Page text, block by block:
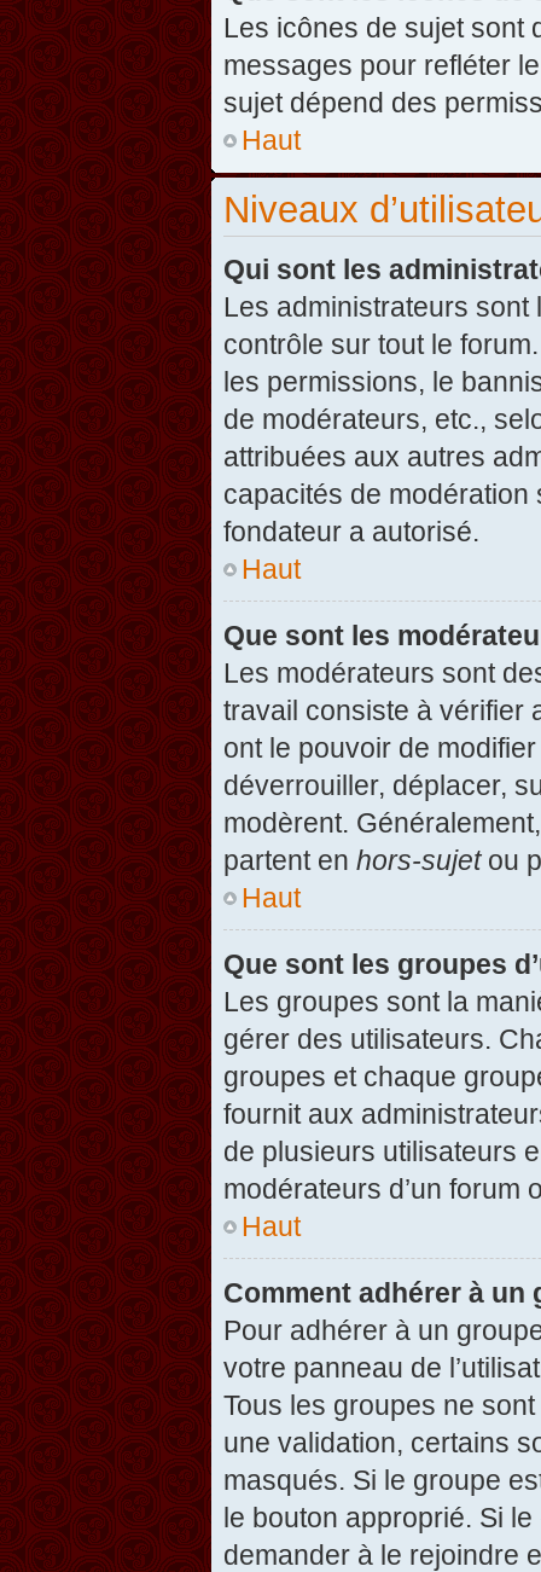
Les icônes de sujet sont
messages pour refléter
sujet dépend des
Haut
Niveaux
Qui sont les
Les administrateurs
contrôle sur tout le
les permissions, le
de modérateurs, etc.,
attribuées aux autres
capacités de modération
fondateur a autorisé.
Haut
Que sont les
Les modérateurs sont
travail consiste à vérifier
ont le pouvoir de
déverrouiller, déplacer,
modèrent.
partent en hors-sujetou
Haut
Que sont les groupes
Les groupes sont la
gérer des utilisateurs.
groupes et chaque
fournit aux
de plusieurs utilisateurs
modérateurs d’un forum
Haut
Comment adhérer à un
Pour adhérer à un
votre panneau de
Tous les groupes ne
une validation, certains
masqués. Si le groupe
le bouton approprié. Si
demander à le rejoindre